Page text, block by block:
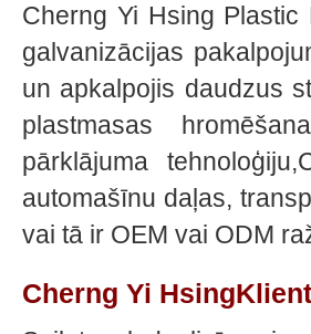
Cherng Yi Hsing
galvanizācijas
un apkalpojis daudzus
plastmasas
pārklājuma
automašīnu daļas,
vai tā ir OEM vai ODM
Cherng Yi